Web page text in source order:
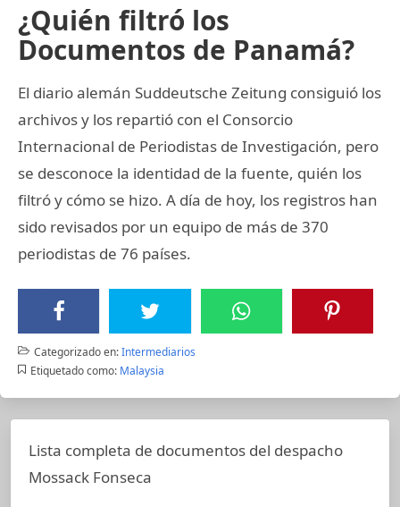
¿Quién filtró los
Documentos de Panamá?
El diario alemán Suddeutsche Zeitung consiguió los
archivos y los repartió con el Consorcio
Internacional de Periodistas de Investigación, pero
se desconoce la identidad de la fuente, quién los
filtró y cómo se hizo. A día de hoy, los registros han
sido revisados por un equipo de más de 370
periodistas de 76 países.
Categorizado en:Intermediarios
Etiquetado como: Malaysia
Lista completa de documentos del despacho
Mossack Fonseca